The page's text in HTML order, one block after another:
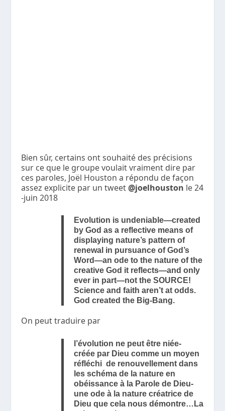
Bien sûr, certains ont souhaité des précisions
sur ce que le groupe voulait vraiment dire par
ces paroles, Joël Houston a répondu de façon
assez explicite par un tweet@joelhouston le 24
-juin 2018
Evolution is undeniable—created
by God as a reflective means of
displaying nature’s pattern of
renewal in pursuance of God’s
Word—an ode to the nature of the
creative God it reflects—and only
ever in part—not the SOURCE!
Science and faith aren’t at odds.
God created the Big-Bang.
On peut traduire par
l’évolution ne peut être niée-
créée par Dieu comme un moyen
réfléchi de renouvellement dans
les schéma de la nature en
obéissance à la Parole de Dieu-
une ode à la nature créatrice de
Dieu que cela nous démontre…La